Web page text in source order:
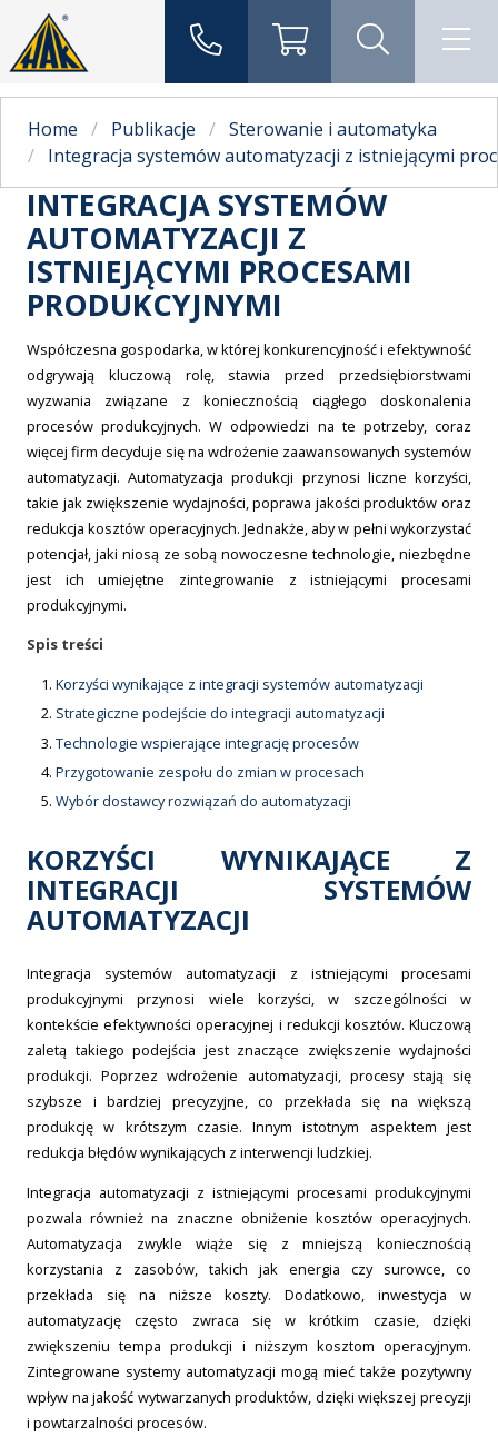
Home Publikacje
Sterowanie i automatyka
Integracja systemów automatyzacji z istniejącymi
INTEGRACJA SYSTEMÓW
AUTOMATYZACJI Z
ISTNIEJĄCYMI PROCESAMI
PRODUKCYJNYMI
Współczesna gospodarka, w której konkurencyjność i efektywność
odgrywają kluczową rolę, stawia przed przedsiębiorstwami
wyzwania związane z koniecznością ciągłego doskonalenia
procesów produkcyjnych. W odpowiedzi na te potrzeby, coraz
więcej firm decyduje się na wdrożenie zaawansowanych systemów
automatyzacji. Automatyzacja produkcji przynosi liczne korzyści,
takie jak zwiększenie wydajności, poprawa jakości produktów oraz
redukcja kosztów operacyjnych. Jednakże, aby w pełni wykorzystać
potencjał, jaki niosą ze sobą nowoczesne technologie, niezbędne
jest ich umiejętne zintegrowanie z istniejącymi procesami
produkcyjnymi.
Spis treści
Korzyści wynikające z integracji systemów automatyzacji
Strategiczne podejście do integracji automatyzacji
Technologie wspierające integrację procesów
Przygotowanie zespołu do zmian w procesach
Wybór dostawcy rozwiązań do automatyzacji
KORZYŚCI WYNIKAJĄCE Z
INTEGRACJI SYSTEMÓW
AUTOMATYZACJI
Integracja systemów automatyzacji z istniejącymi procesami
produkcyjnymi przynosi wiele korzyści, w szczególności w
kontekście efektywności operacyjnej i redukcji kosztów. Kluczową
zaletą takiego podejścia jest znaczące zwiększenie wydajności
produkcji. Poprzez wdrożenie automatyzacji, procesy stają się
szybsze i bardziej precyzyjne, co przekłada się na większą
produkcję w krótszym czasie. Innym istotnym aspektem jest
redukcja błędów wynikających z interwencji ludzkiej.
Integracja automatyzacji z istniejącymi procesami produkcyjnymi
pozwala również na znaczne obniżenie kosztów operacyjnych.
Automatyzacja zwykle wiąże się z mniejszą koniecznością
korzystania z zasobów, takich jak energia czy surowce, co
przekłada się na niższe koszty. Dodatkowo, inwestycja w
automatyzację często zwraca się w krótkim czasie, dzięki
zwiększeniu tempa produkcji i niższym kosztom operacyjnym.
Zintegrowane systemy automatyzacji mogą mieć także pozytywny
wpływ na jakość wytwarzanych produktów, dzięki większej precyzji
i powtarzalności procesów.